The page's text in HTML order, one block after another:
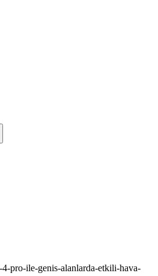
pro-ile-genis-alanlarda-etkili-hava-